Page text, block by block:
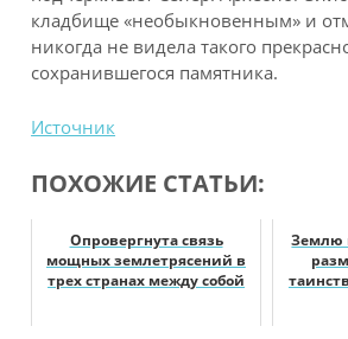
кладбище «необыкновенным» и
никогда не видела такого
сохранившегося памятника.
Источник
ПОХОЖИЕ СТАТЬИ:
Опровергнута связь
мощных землетрясений в
трех странах между собой
Землю